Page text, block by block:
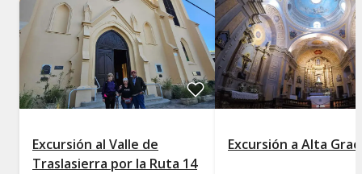
Excursión al Valle de
Traslasierra por la Ruta 14
Excursión a Alta